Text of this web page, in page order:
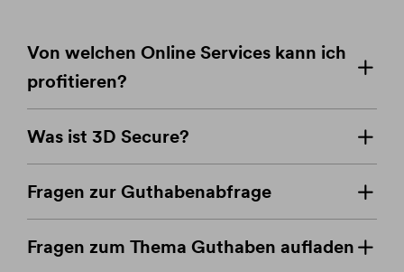
Von welchen Online Services kann ich
profitieren?
Was ist 3D Secure?
Fragen zur Guthabenabfrage
Fragen zum Thema Guthaben aufladen